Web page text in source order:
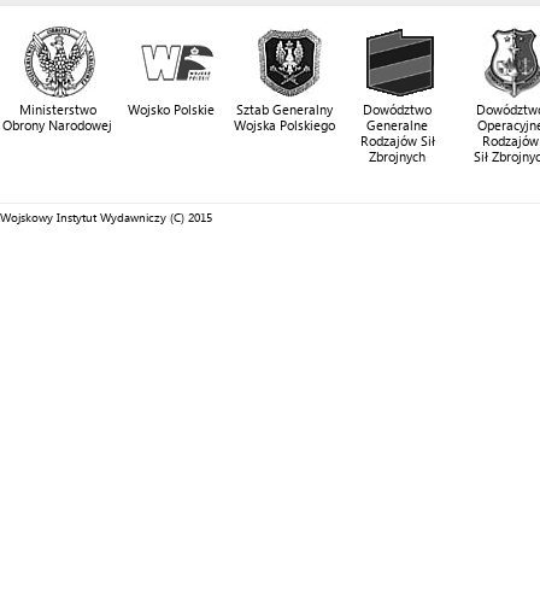
Ministerstwo
Obrony Narodowej
Wojsko Polskie
Sztab Generalny
Wojska Polskiego
Dowództwo
Generalne
Rodzajów Sił
Zbrojnych
Rodzajów
Sił
Wojskowy Instytut Wydawniczy (C) 2015